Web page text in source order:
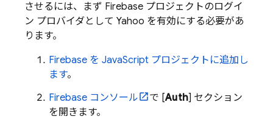
させるには、まず Firebase プロジェクトのログイ
ン プロバイダとして Yahoo を有効にする必要があ
ります。
Firebase を JavaScript プロジェクトに追加し
ます。
Firebase コンソール で [Auth] セクション
を開きます。